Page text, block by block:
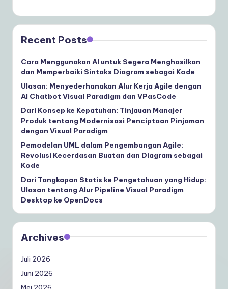
Recent Posts
Cara Menggunakan AI untuk Segera Menghasilkan
dan Memperbaiki Sintaks Diagram sebagai Kode
Ulasan: Menyederhanakan Alur Kerja Agile dengan
AI Chatbot Visual Paradigm dan VPasCode
Dari Konsep ke Kepatuhan: Tinjauan Manajer
Produk tentang Modernisasi Penciptaan Pinjaman
dengan Visual Paradigm
Pemodelan UML dalam Pengembangan Agile:
Revolusi Kecerdasan Buatan dan Diagram sebagai
Kode
Dari Tangkapan Statis ke Pengetahuan yang Hidup:
Ulasan tentang Alur Pipeline Visual Paradigm
Desktop ke OpenDocs
Archives
Juli 2026
Juni 2026